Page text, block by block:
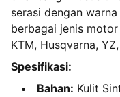
serasi dengan
berbagai jenis motor
KTM, Husqvarna,
Spesifikasi:
Bahan: Kulit